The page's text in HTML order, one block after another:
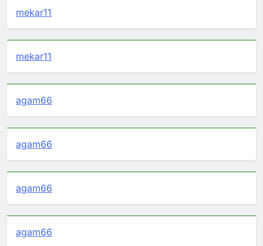
mekar11
mekar11
agam66
agam66
agam66
agam66